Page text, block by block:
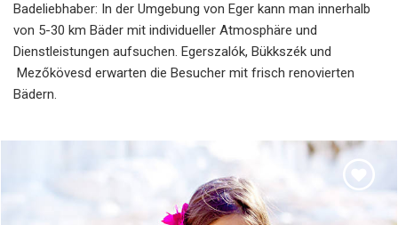
Badeliebhaber: In der Umgebung von Eger kann man innerhalb
von 5-30 km Bäder mit individueller Atmosphäre und
Dienstleistungen aufsuchen. Egerszalók, Bükkszék und
Mezőkövesd erwarten die Besucher mit frisch renovierten
Bädern.